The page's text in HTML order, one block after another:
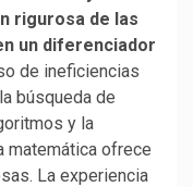
rigurosa de las
un diferenciador
de ineficiencias
búsqueda de
y la
matemática ofrece
La experiencia